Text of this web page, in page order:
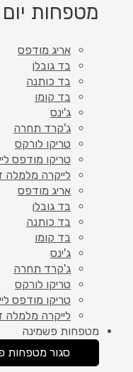
מטפחות יום
אריג מודפס
בד גובלן
בד כותנה
בד קומו
ג'ינס
ג'קרד תחרה
טריקו לורקס
טריקו מודפס
לייקרה מלמלה
אריג מודפס
בד גובלן
בד כותנה
בד קומו
ג'ינס
ג'קרד תחרה
טריקו לורקס
טריקו מודפס
לייקרה מלמלה
מטפחות פשמינה
סגור מטפחות